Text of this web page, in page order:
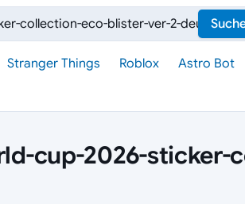
Stranger Things Roblox Astro Bot
cup-2026-